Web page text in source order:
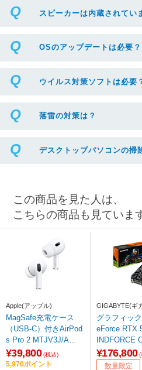
スピーカーは内蔵されてい
OSのアップデートは必要？
ウイルス対策ソフトは必要
落雷の対策は？
デスクトップパソコンの掃
この商品を見た人は、
こちらの商品も見ていま
Apple(アップル)
MagSafe充電ケース
（USB-C）付きAirPod
s Pro 2 MTJV3J/A
［ワイヤレス(左右分
離) /ノイズキャンセリ
¥39,800 (税込)
5,970ポイント
GIGABYTE(ギ
グラフィッ
eForce RTX
INDFORCE
6G GV-N507TWF3OC-
16GD ［
¥176,800 (
数量限定